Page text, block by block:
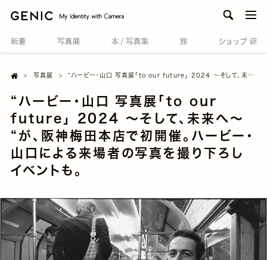
 Home写真展 “ハービー・山口 写真展「to our future」 2024 ～そして、未来へ～ “が、阪神梅田本店で初開催。ハービー・山口による来場者の写真を撮り下ろしイベントも。
“ハービー・山口 写真展「to our
future」 2024 ～そして、未来へ～
“が、阪神梅田本店で初開催。ハービー・
山口による来場者の写真を撮り下ろし
イベントも。